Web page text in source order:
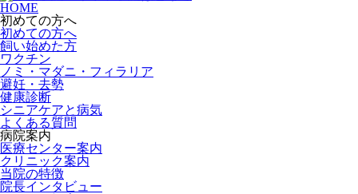
HOME
初めての方へ
初めての方へ
飼い始めた方
ワクチン
ノミ・マダニ・フィラリア
避妊・去勢
健康診断
シニアケアと病気
よくある質問
病院案内
医療センター案内
クリニック案内
当院の特徴
院長インタビュー